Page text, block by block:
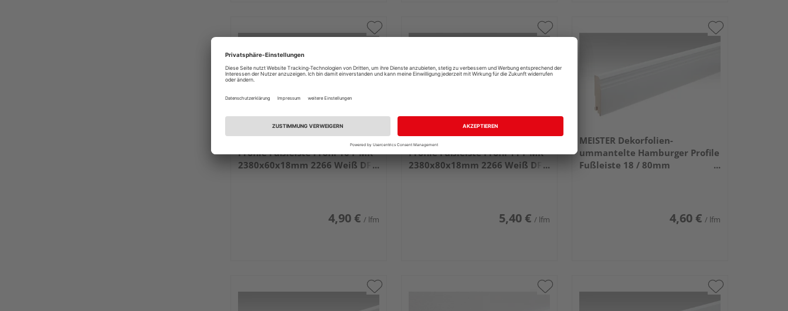
MEISTER Folien-ummantelte
Profile Fußleiste Profil 10 F MK
2380x60x18mm 2266 Weiß DF
4,90 € / lfm
MEISTER Folien-ummantelte
Profile Fußleiste Profil 11 F MK
2380x80x18mm 2266 Weiß DF
5,40 € / lfm
MEISTER Dekorfolien-
ummantelte Hamburger Profile
Fußleiste 18 / 80mm
4,60 € / lfm